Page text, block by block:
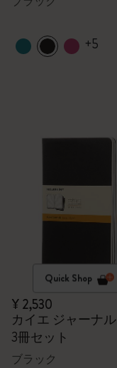
+5
Quick Shop
¥ 2,530
カイエ ジャーナル
3冊セット
ブラック